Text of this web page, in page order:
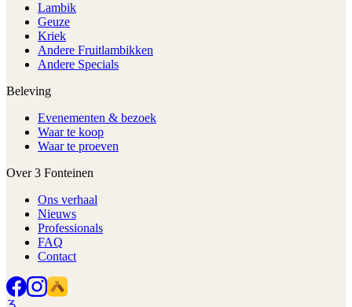
Lambik
Geuze
Kriek
Andere Fruitlambikken
Andere Specials
Beleving
Evenementen & bezoek
Waar te koop
Waar te proeven
Over 3 Fonteinen
Ons verhaal
Nieuws
Professionals
FAQ
Contact